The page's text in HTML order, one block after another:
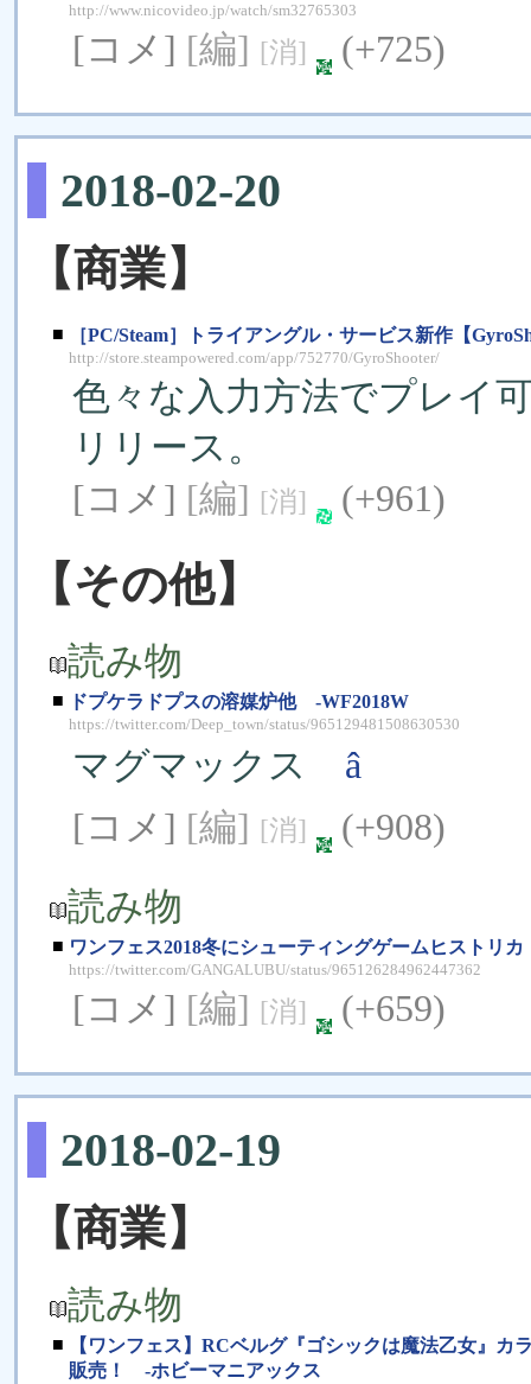
http://www.nicovideo.jp/watch/sm32765303
[コメ] [編] [消] (+725)
2018-02-20
【商業】
■ ［PC/Steam］トライアングル・サービス新作【
http://store.steampowered.com/app/752770/GyroShooter/
色々な入力方法でプレイ
リリース。
[コメ] [編] [消] (+961)
【その他】
読み物
■ ドプケラドプスの溶媒炉他 -WF2018W
https://twitter.com/Deep_town/status/965129481508630530
マグマックス â
[コメ] [編] [消]
(+908)
読み物
■ ワンフェス2018冬にシューティングゲームヒストリカ
https://twitter.com/GANGALUBU/status/965126284962447362
[コメ] [編] [消] (+659)
2018-02-19
【商業】
読み物
■
【ワンフェス】RCベルグ『ゴシックは魔法乙女』
販売！ -ホビーマニアックス